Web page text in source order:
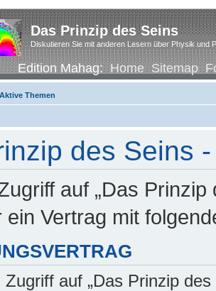
Das Prinzip des Seins
Diskutieren Sie mit anderen Lesern über Physik und
Edition Mahag:Home Sitemap
Aktive Themen
des Seins
auf „Das
ein Vertrag mit
Zugriff auf „Das Prinzip